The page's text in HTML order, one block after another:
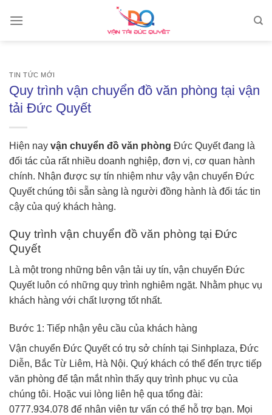
TIN TỨC MỚI
Quy trình vận chuyển đồ văn phòng tại vận
tải Đức Quyết
Hiện nay vận chuyển đồ văn phòng Đức Quyết đang là
đối tác của rất nhiều doanh nghiệp, đơn vị, cơ quan hành
chính. Nhận được sự tín nhiệm như vậy vận chuyển Đức
Quyết chúng tôi sẵn sàng là người đồng hành là đối tác tin
cậy của quý khách hàng.
Quy trình vận chuyển đồ văn phòng tại Đức
Quyết
Là một trong những bên vận tải uy tín, vận chuyển Đức
Quyết luôn có những quy trình nghiêm ngặt. Nhằm phục vụ
khách hàng với chất lượng tốt nhất.
Bước 1: Tiếp nhận yêu cầu của khách hàng
Vận chuyển Đức Quyết có trụ sở chính tại Sinhplaza, Đức
Diễn, Bắc Từ Liêm, Hà Nội. Quý khách có thể đến trực tiếp
văn phòng để tận mắt nhìn thấy quy trình phục vụ của
chúng tôi. Hoặc vui lòng liên hệ qua tổng đài:
0777.934.078 để nhân viên tư vấn có thể hỗ trợ bạn. Mọi